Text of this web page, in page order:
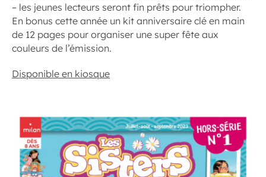
– les jeunes lecteurs seront fin prêts pour triompher.
En bonus cette année un kit anniversaire clé en main
de 12 pages pour organiser une super fête aux
couleurs de l’émission.
Disponible en kiosque